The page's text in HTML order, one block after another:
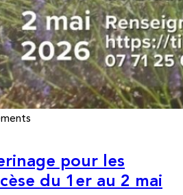
pour les
du 1er au 2 mai